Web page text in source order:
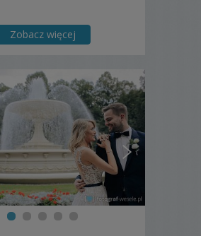
Zobacz więcej